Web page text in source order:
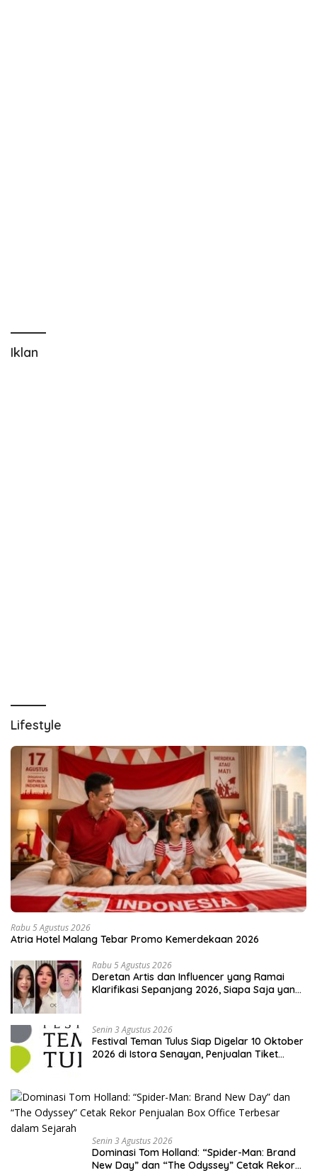
Iklan
Lifestyle
Rabu 5 Agustus 2026
Atria Hotel Malang Tebar Promo Kemerdekaan 2026
Rabu 5 Agustus 2026
Deretan Artis dan Influencer yang Ramai
Klarifikasi Sepanjang 2026, Siapa Saja yang
Senin 3 Agustus 2026
Festival Teman Tulus Siap Digelar 10 Oktober
2026 di Istora Senayan, Penjualan Tiket
Senin 3 Agustus 2026
Dominasi Tom Holland: “Spider-Man: Brand
New Day” dan “The Odyssey” Cetak Rekor